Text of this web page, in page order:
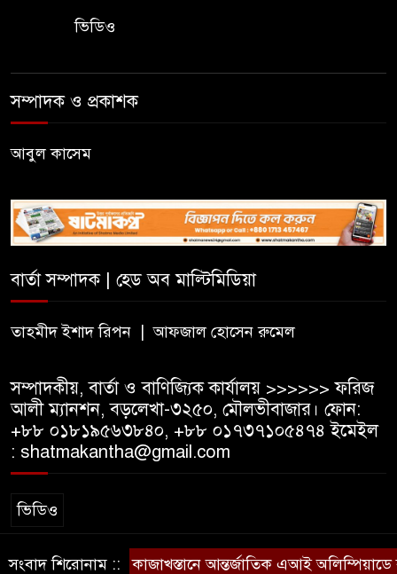
নেতাকে অব্যাহতি
সিলেটে সিভিটেক বিল্ডার্সে বিভিন্ন
পদে জনবল নিয়োগ
হাই কমিশনের কর্মকর্তা পরিচয়ে
ভারতীয় হাই কমিশন
ভিডিও
সম্পাদক ও প্রকাশক
আবুল কাসেম
বার্তা সম্পাদক | হেড অব মাল্টিমিডিয়া
তাহমীদ ইশাদ রিপন | আফজাল হোসেন রুমেল
সম্পাদকীয়, বার্তা ও বাণিজ্যিক কার্যালয় >>>>>> ফরিজ
আলী ম্যানশন, বড়লেখা-৩২৫০, মৌলভীবাজার। ফোন:
+৮৮ ০১৮১৯৫৬৩৮৪০, +৮৮ ০১৭৩৭১০৫৪৭৪ ইমেইল
: shatmakantha@gmail.com
ভিডিও
স্বত্ব © ষাটমা মিডিয়া লিমিটেড
সংবাদ শিরোনাম ::কাজাখস্তানে আন্তর্জাতিক এআই অলিম্পিয়াডে